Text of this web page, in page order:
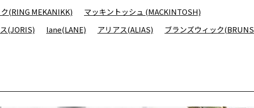
(RING MEKANIKK)
マッキントッシュ (MACKINTOSH)
(JORIS) lane(LANE) アリアス(ALIAS)
ブランズウィック